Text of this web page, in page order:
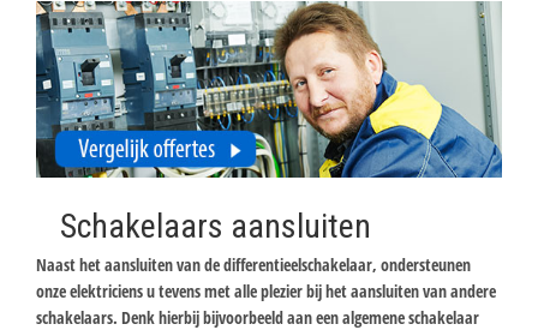
Schakelaars aansluiten
Naast het aansluiten van de differentieelschakelaar, ondersteunen
onze elektriciens u tevens met alle plezier bij het aansluiten van andere
schakelaars. Denk hierbij bijvoorbeeld aan een algemene schakelaar